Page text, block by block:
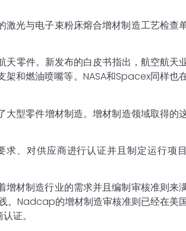
光与电子束粉床熔合增材制造工艺检查
零件。新发布的白皮书指出，航空航天
和燃油喷嘴等。NASA和Spacex同样也
型零件增材制造。增材制造领域取得的
、对供应商进行认证并且制定运行项目
材制造行业的需求并且编制审核准则来
。Nadcap的增材制造审核准则已经在美
证。